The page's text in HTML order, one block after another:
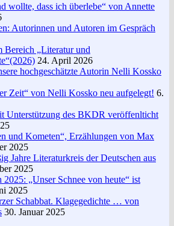
wollte, dass ich überlebe“ von Annette
Autorinnen und Autoren im Gespräch
Bereich „Literatur und
24. April 2026
hochgeschätzte Autorin Nelli Kossko
Zeit“ von Nelli Kossko neu aufgelegt! 6.
Unterstützung des BKDR veröffenlticht
und Kometen“, Erzählungen von Max
2025
Jahre Literaturkreis der Deutschen aus
2025
2025: „Unser Schnee von heute“ ist
2025
Schabbat. Klagegedichte … von
30. Januar 2025